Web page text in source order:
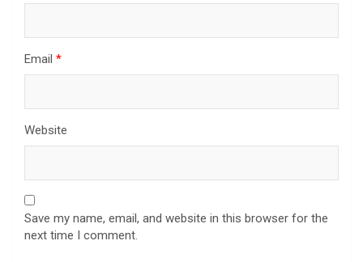
Email *
Website
Save my name, email, and website in this browser for the
next time I comment.